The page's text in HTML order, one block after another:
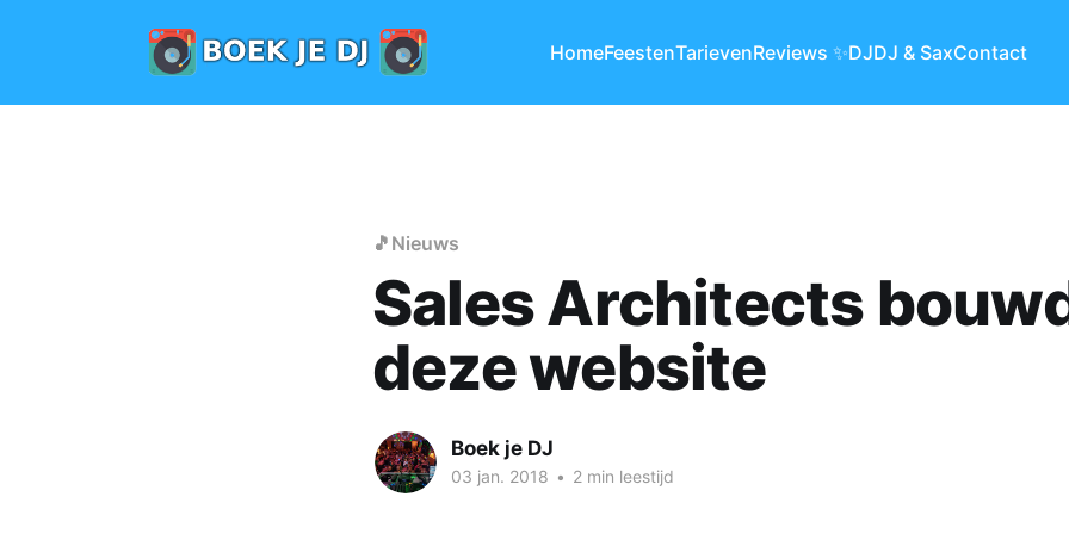
HomeFeestenTarievenReviews ✨DJDJ & SaxContact
🎵Nieuws
Sales Architects
deze website
Boek je DJ
03 jan. 2018 • 2 min leestijd